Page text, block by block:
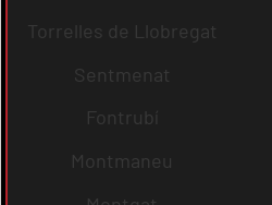
Torrelles de Llobregat
Sentmenat
Fontrubí
Montmaneu